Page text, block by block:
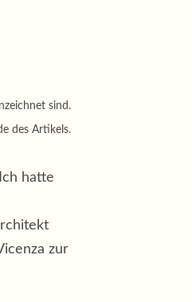
sind.
des Artikels.
hatte
zur